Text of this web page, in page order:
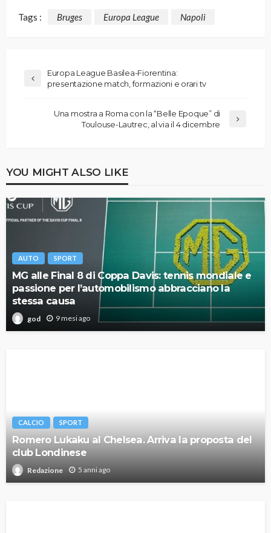
Tags : Bruges Europa League Napoli
Europa League Basilea-Fiorentina:
presentazione match, formazioni e orari tv
Una mostra a Roma con la “Belle Epoque” di
Toulouse-Lautrec, al via il 4 dicembre
YOU MIGHT ALSO LIKE
AUTO SPORT
MG alle Final 8 di Coppa Davis: tennis mondiale e
passione per l’automobilismo abbracciano la
stessa causa
god 9 mesi ago
CALCIO SPORT
Romero Lukaku al Chelsea. Arriva la proposta del
club Londinese
Redazione 5 anni ago